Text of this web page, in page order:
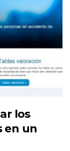
los
en un